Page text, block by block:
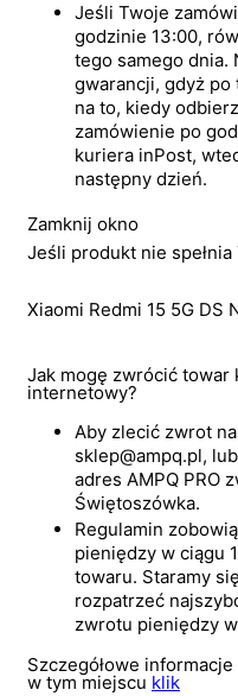
Jeśli Twoje
godzinie 13:00,
tego samego dnia.
gwarancji, gdyż po
na to, kiedy
zamówienie po
kuriera inPost,
następny dzień.
Zamknij okno
Jeśli produkt nie
Xiaomi Redmi 15 5G DS
Jak mogę zwrócić towar
internetowy?
Aby zlecić zwrot
sklep@ampq.pl,
adres AMPQ PRO
Świętoszówka.
Regulamin
pieniędzy w ciągu
towaru. Staramy
rozpatrzeć
zwrotu pieniędzy
Szczegółowe
w tym miejscu klik